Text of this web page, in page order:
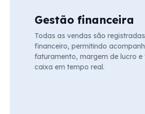
Gestão financeira
Todas as vendas são
financeiro, permitindo
faturamento, margem de lucro e
caixa em tempo real.